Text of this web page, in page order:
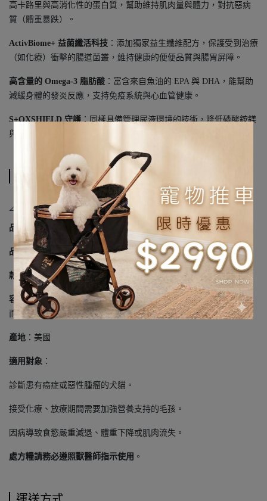
高卡路里與高消化性的蛋白質，幫助維持肌肉量與體力，對抗惡病
質（體重暴跌）。
ActivBiome+ 益菌纖活科技 ：添加獨家益生纖維配方，保護受到治療
（如化療）衝擊的腸道菌叢，維持健康的便便品質與腸胃屏障。
高含量的 Omega-3 脂肪酸 ：富含來自魚油的 EPA 與 DHA，能幫助
減緩身體的發炎反應，支持免疫系統與心血管健康。
S+OXSHIELD 守護：同樣具備管理尿液環境的技術，降低磷酸銨鎂
與草酸鈣結石形成的風險。
規格說明
📐 商品規格
品牌：Hill's 希爾思 處方糧系列
品名：ONC Care 腫瘤營養照護
款式：犬用 / 貓用（兩者配方不同，請依物種選擇）
容量：常見規格有 1.5kg / 3.17kg / 3.85kg / 8kg（視犬貓及地區供應
而定）
產地 ：美國
適用對象 ：
診斷患有癌症或惡性腫瘤的犬貓。
接受化療、放療期間需要加強營養支持的毛孩。
因病導致食慾嚴重減退、體重下降或肌肉流失。
處方糧請務必遵照獸醫師指示使用 。